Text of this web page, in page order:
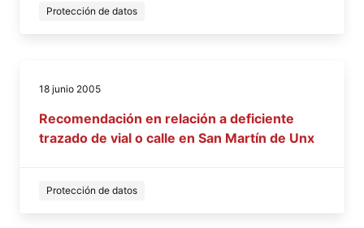
Protección de datos
18 junio 2005
Recomendación en relación a deficiente
trazado de vial o calle en San Martín de Unx
Protección de datos